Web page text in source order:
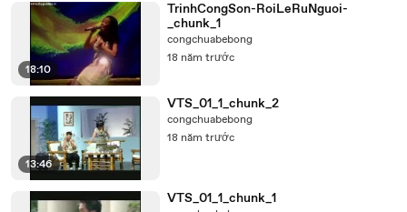
18:10
TrinhCongSon-RoiLeRuNguoi-
_chunk_1
congchuabebong
18 năm trước
13:46
VTS_01_1_chunk_2
congchuabebong
18 năm trước
VTS_01_1_chunk_1